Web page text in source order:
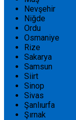
Nevşehir
Niğde
Ordu
Osmaniye
Rize
Sakarya
Samsun
Siirt
Sinop
Sivas
Şanlıurfa
Şırnak